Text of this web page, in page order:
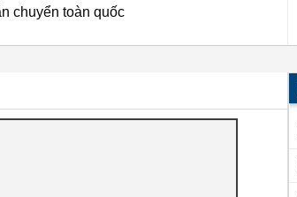
chuyển toàn quốc